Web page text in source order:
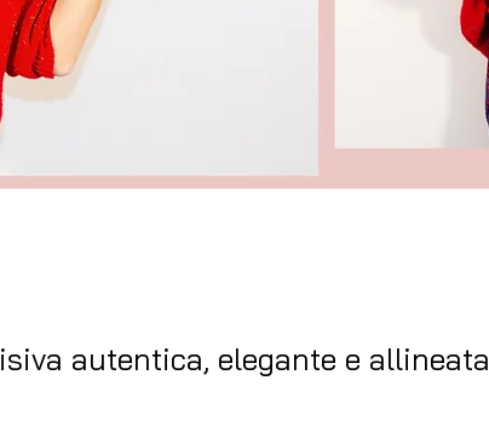
autentica, elegante e allineata